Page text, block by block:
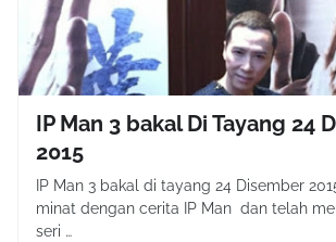
IP Man 3 bakal Di Tayang 24
2015
IP Man 3 bakal di tayang 24 Disember
minat dengan cerita IP Man dan telah
seri …